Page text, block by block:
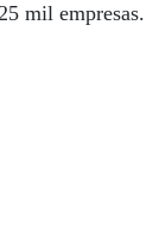
mil empresas.